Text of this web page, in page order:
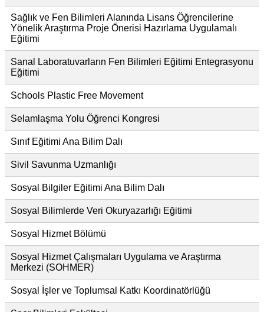
Sağlık ve Fen Bilimleri Alanında Lisans Öğrencilerine
Yönelik Araştırma Proje Önerisi Hazırlama Uygulamalı
Eğitimi
Sanal Laboratuvarların Fen Bilimleri Eğitimi Entegrasyonu
Eğitimi
Schools Plastic Free Movement
Selamlaşma Yolu Öğrenci Kongresi
Sınıf Eğitimi Ana Bilim Dalı
Sivil Savunma Uzmanlığı
Sosyal Bilgiler Eğitimi Ana Bilim Dalı
Sosyal Bilimlerde Veri Okuryazarlığı Eğitimi
Sosyal Hizmet Bölümü
Sosyal Hizmet Çalışmaları Uygulama ve Araştırma
Merkezi (SOHMER)
Sosyal İşler ve Toplumsal Katkı Koordinatörlüğü